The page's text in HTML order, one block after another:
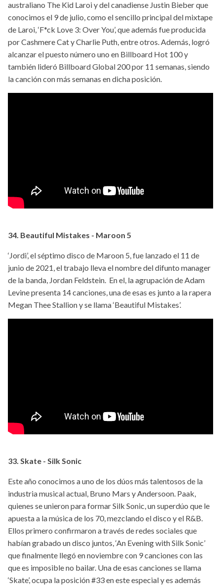
australiano The Kid Laroi y del canadiense Justin Bieber que
conocimos el 9 de julio, como el sencillo principal del mixtape
de Laroi, ‘F*ck Love 3: Over You’, que además fue producida
por Cashmere Cat y Charlie Puth, entre otros. Además, logró
alcanzar el puesto número uno en Billboard Hot 100 y
también lideró Billboard Global 200 por 11 semanas, siendo
la canción con más semanas en dicha posición.
34. Beautiful Mistakes - Maroon 5
‘Jordi’, el séptimo disco de Maroon 5, fue lanzado el 11 de
junio de 2021, el trabajo lleva el nombre del difunto manager
de la banda, Jordan Feldstein. En el, la agrupación de Adam
Levine presenta 14 canciones, una de esas es junto a la rapera
Megan Thee Stallion y se llama ‘Beautiful Mistakes’.
33. Skate - Silk Sonic
Este año conocimos a uno de los dúos más talentosos de la
industria musical actual, Bruno Mars y Andersoon. Paak,
quienes se unieron para formar Silk Sonic, un superdúo que le
apuesta a la música de los 70, mezclando el disco y el R&B.
Ellos primero confirmaron a través de redes sociales que
habían grabado un disco juntos, ‘An Evening with Silk Sonic’
que finalmente llegó en noviembre con 9 canciones con las
que es imposible no bailar. Una de esas canciones se llama
‘Skate’, ocupa la posición #33 en este especial y es además